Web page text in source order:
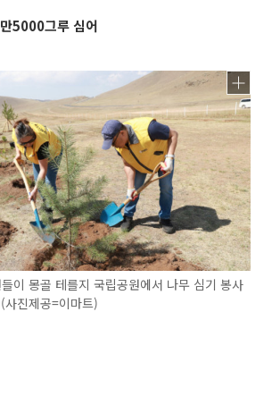
5000그루 심어
이 몽골 테를지 국립공원에서 나무 심기 봉사
진제공=이마트)